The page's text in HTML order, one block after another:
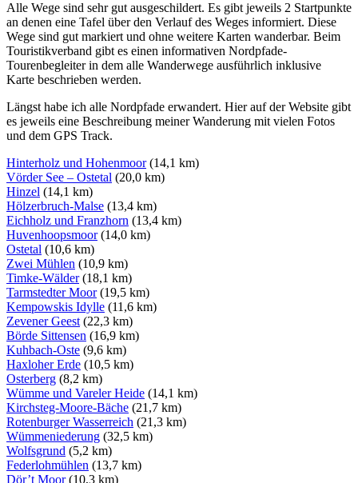
Alle Wege sind sehr gut ausgeschildert. Es gibt jeweils 2 Startpunkte
an denen eine Tafel über den Verlauf des Weges informiert. Diese
Wege sind gut markiert und ohne weitere Karten wanderbar. Beim
Touristikverband gibt es einen informativen Nordpfade-
Tourenbegleiter in dem alle Wanderwege ausführlich inklusive
Karte beschrieben werden.
Längst habe ich alle Nordpfade erwandert. Hier auf der Website gibt
es jeweils eine Beschreibung meiner Wanderung mit vielen Fotos
und dem GPS Track.
Hinterholz und Hohenmoor(14,1 km)
Vörder See – Ostetal (20,0 km)
Hinzel (14,1 km)
Hölzerbruch-Malse (13,4 km)
Eichholz und Franzhorn (13,4 km)
Huvenhoopsmoor(14,0 km)
Ostetal (10,6 km)
Zwei Mühlen (10,9 km)
Timke-Wälder(18,1 km)
Tarmstedter Moor(19,5 km)
Kempowskis Idylle (11,6 km)
Zevener Geest(22,3 km)
Börde Sittensen (16,9 km)
Kuhbach-Oste (9,6 km)
Haxloher Erde (10,5 km)
Osterberg (8,2 km)
Wümme und Vareler Heide (14,1 km)
Kirchsteg-Moore-Bäche (21,7 km)
Rotenburger Wasserreich (21,3 km)
Wümmeniederung (32,5 km)
Wolfsgrund (5,2 km)
Federlohmühlen (13,7 km)
Dör’t Moor(10,3 km)